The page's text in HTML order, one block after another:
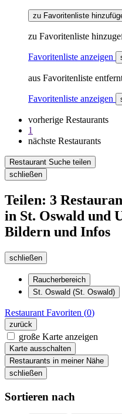
zu Favoritenliste
zu Favoritenliste
Favoritenliste anzeigen
aus Favoritenliste
Favoritenliste anzeigen
vorherige Restaurants
1
nächste Restaurants
Restaurant Suche teilen
schließen
Teilen: 3
in St. Oswald und
Bildern und Infos
schließen
Raucherbereich
St. Oswald (St. Oswald)
Restaurant Favoriten (0)
zurück
große Karte anzeigen
Karte ausschalten
Restaurants in meiner Nähe
schließen
Sortieren nach